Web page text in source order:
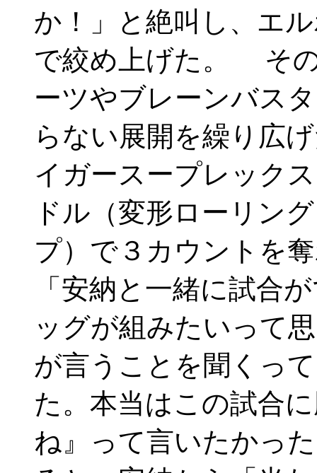
か！」と絶叫し、エ
で絞め上げた。 そ
ーツやブレーンバス
らない展開を繰り広
イガースープレック
ドル（変形ローリン
プ）で３カウントを
「安納と一緒に試合
ッグが組みたいって
が言うことを聞くっ
た。本当はこの試合
ね』って言いたかっ